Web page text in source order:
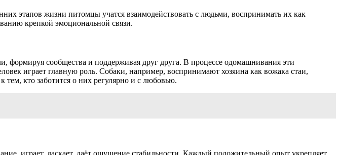
этапов жизни питомцы учатся взаимодействовать с людьми, воспринимать их как
крепкой эмоциональной связи.
сообщества и поддерживая друг друга. В процессе одомашнивания эти
играет главную роль. Собаки, например, воспринимают хозяина как вожака стаи,
кто заботится о них регулярно и с любовью.
играет, ласкает, даёт ощущение стабильности. Каждый положительный опыт укрепляет